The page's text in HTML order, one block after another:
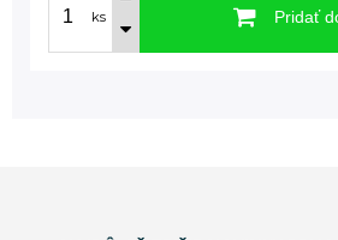
ks Pridať